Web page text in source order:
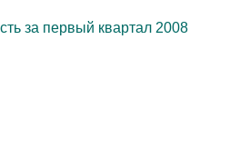
за первый квартал 2008